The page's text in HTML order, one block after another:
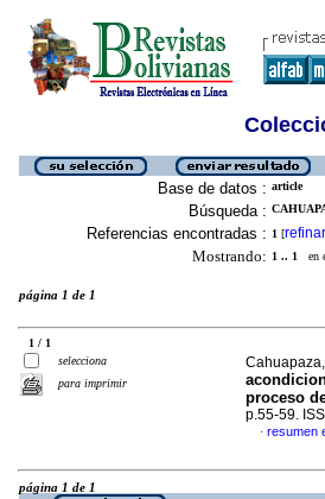
Base de datos : article
Búsqueda :
Referencias encontradas : 1 [refinar
Mostrando: 1 .. 1 en
página 1 de 1
1 / 1
selecciona
para imprimir
proceso
p.55-59.
· resumen
página 1 de 1